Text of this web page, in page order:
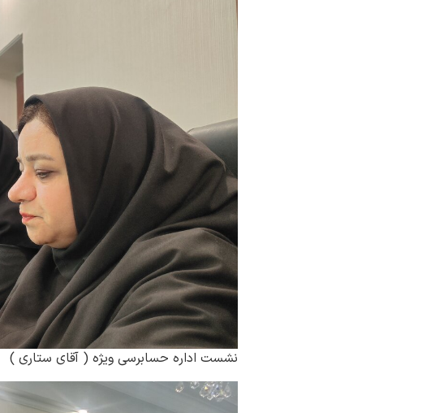
نشست اداره حسابرسی ویژه ( آقای ستاری )